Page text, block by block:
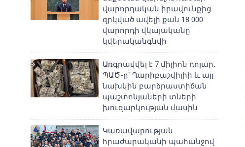
վարորդական իրավունքից
զրկված ավելի քան 18 000
վարորդի վկայականը
կվերականգնվի
Առգրավվել է 7 միլիոն դոլար․
ՊԱԾ-ը՝ Ղարիբաշվիլիի և այլ
նախկին բարձրաստիճան
պաշտոնյաների տների
խուզարկության մասին
Կառավարության
հրաժարականի պահանջով